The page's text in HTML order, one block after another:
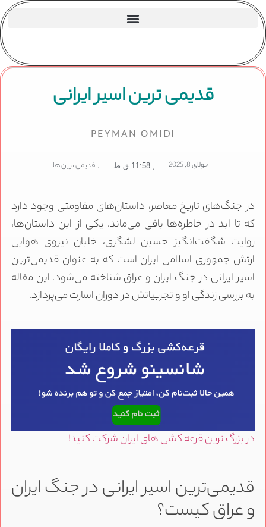
قدیمی ترین اسیر ایرانی
PEYMAN OMIDI
جولای 8, 2025 11:58 ق.ظ , قدیمی ترین ها
در جنگ‌های تاریخ معاصر، داستان‌های مقاومتی وجود دارد
که تا ابد در خاطره‌ها باقی می‌ماند. یکی از این داستان‌ها،
روایت شگفت‌انگیز حسین لشگری، خلبان نیروی هوایی
ارتش جمهوری اسلامی ایران است که به عنوان قدیمی‌ترین
اسیر ایرانی در جنگ ایران و عراق شناخته می‌شود. این مقاله
به بررسی زندگی او و تجربیاتش در دوران اسارت می‌پردازد.
در بزرگ ترین قرعه کشی های ایران شرکت کنید!
قدیمی‌ترین اسیر ایرانی در جنگ ایران
و عراق کیست؟